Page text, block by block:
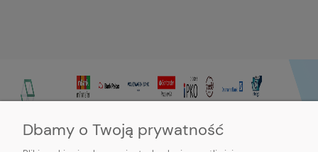
Dbamy o Twoją prywatność